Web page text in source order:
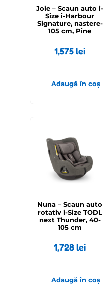
Joie – Scaun auto i-
Size i-Harbour
Signature, nastere-
105 cm, Pine
1,575lei
Adaugă în coș
Nuna – Scaun auto
rotativ i-Size TODL
next Thunder, 40-
105 cm
1,728lei
Adaugă în coș